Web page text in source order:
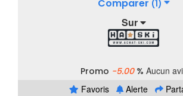
Comparer (1)
Sur
Promo -5.00% Aucun
Favoris
Alerte